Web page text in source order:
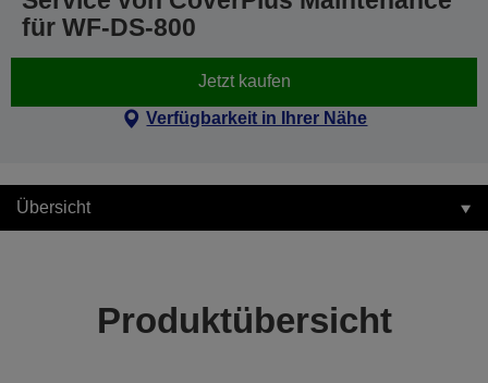
für WF-DS-800
Jetzt kaufen
Verfügbarkeit in Ihrer Nähe
Übersicht
Produktübersicht